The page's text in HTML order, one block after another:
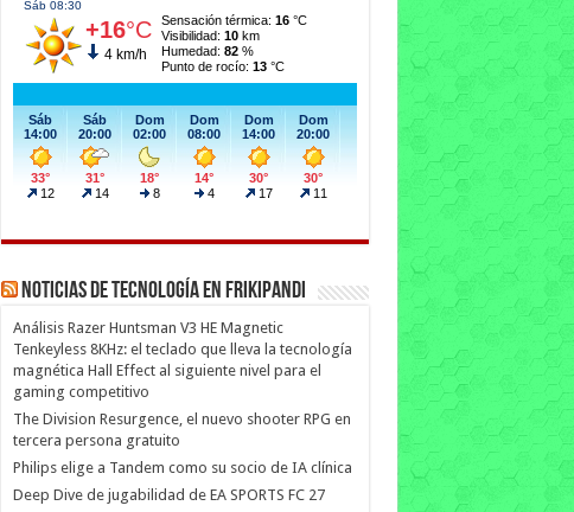
Noticias de Tecnología en Frikipandi
Análisis Razer Huntsman V3 HE Magnetic
Tenkeyless 8KHz: el teclado que lleva la tecnología
magnética Hall Effect al siguiente nivel para el
gaming competitivo
The Division Resurgence, el nuevo shooter RPG en
tercera persona gratuito
Philips elige a Tandem como su socio de IA clínica
Deep Dive de jugabilidad de EA SPORTS FC 27